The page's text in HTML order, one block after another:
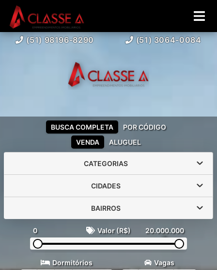
(51) 98196-8290 (51) 3064-0084
VENDA ALUGUEL
BUSCA COMPLETA POR CÓDIGO
CATEGORIAS
CIDADES
BAIRROS
0 Valor (R$) 20.000.000
Dormitórios Vagas